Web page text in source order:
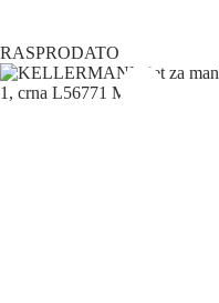
RASPRODATO